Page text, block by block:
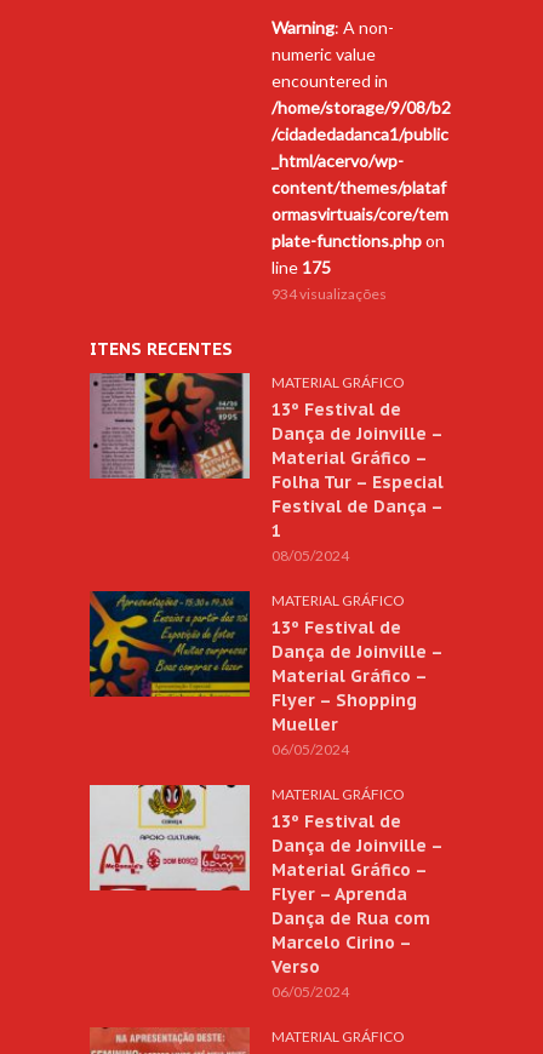
Warning: A non-
numeric value
encountered in
/home/storage/9/08/b2
/cidadedadanca1/public
_html/acervo/wp-
content/themes/plataf
ormasvirtuais/core/tem
plate-functions.phpon
line 175
934 visualizações
ITENS RECENTES
MATERIAL GRÁFICO
13º Festival de
Dança de Joinville –
Material Gráfico –
Folha Tur – Especial
Festival de Dança –
1
08/05/2024
MATERIAL GRÁFICO
13º Festival de
Dança de Joinville –
Material Gráfico –
Flyer – Shopping
Mueller
06/05/2024
MATERIAL GRÁFICO
13º Festival de
Dança de Joinville –
Material Gráfico –
Flyer – Aprenda
Dança de Rua com
Marcelo Cirino –
Verso
06/05/2024
MATERIAL GRÁFICO